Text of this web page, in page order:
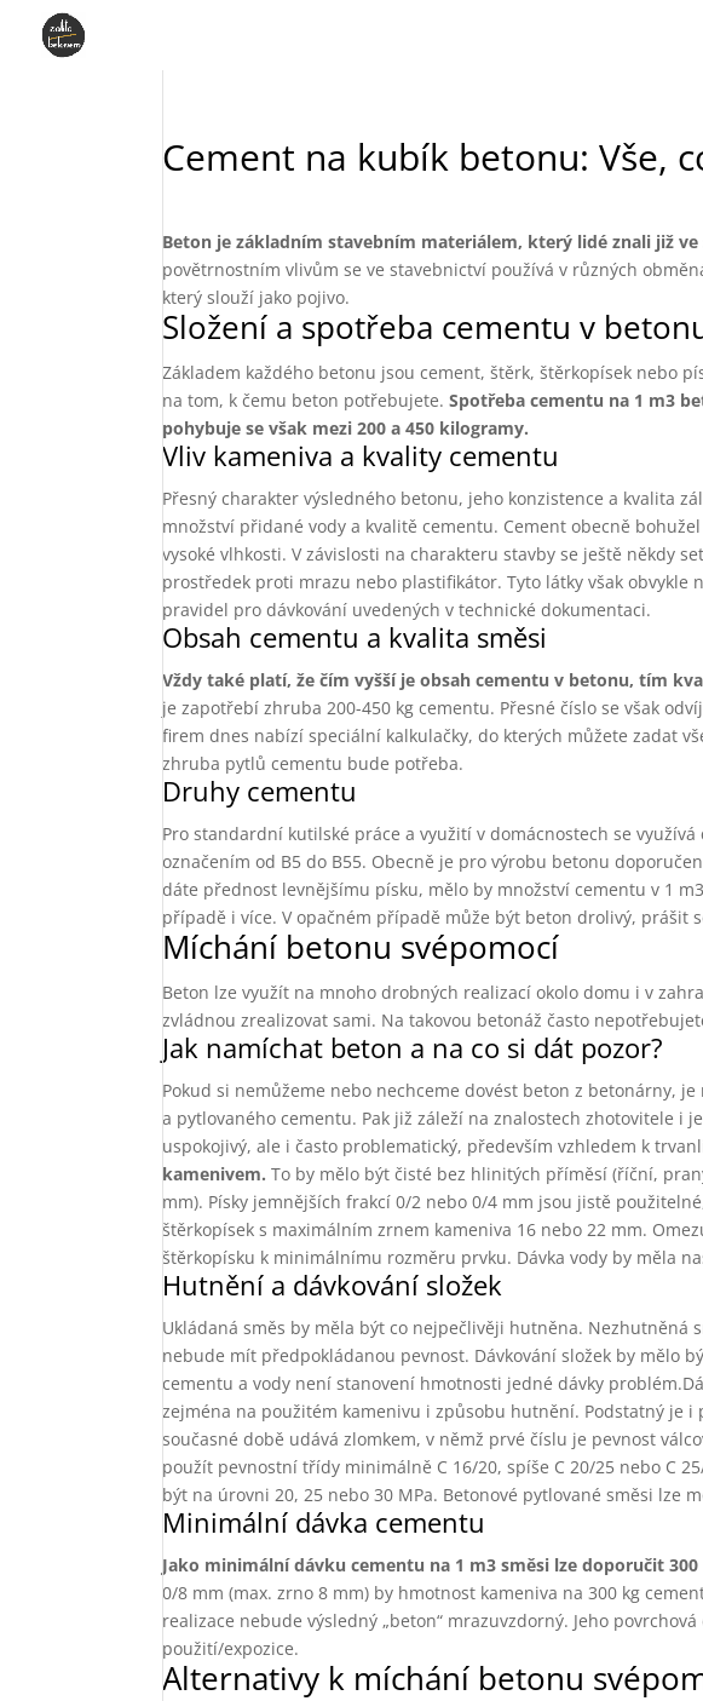
Cement na kubík betonu: Vše,
Beton je základním stavebním materiálem, který lidé znali již
povětrnostním vlivům se ve stavebnictví používá v různých
který slouží jako pojivo.
Složení a spotřeba cementu v
Základem každého betonu jsou cement, štěrk, štěrkopísek nebo
na tom, k čemu beton potřebujete.Spotřeba cementu na 1 m3
pohybuje se však mezi 200 a 450 kilogramy.
Vliv kameniva a kvality cementu
Přesný charakter výsledného betonu, jeho konzistence a kvalita
množství přidané vody a kvalitě cementu. Cement obecně
vysoké vlhkosti. V závislosti na charakteru stavby se ještě někdy
prostředek proti mrazu nebo plastifikátor. Tyto látky však
pravidel pro dávkování uvedených v technické dokumentaci.
Obsah cementu a kvalita směsi
Vždy také platí, že čím vyšší je obsah cementu v betonu, tím
je zapotřebí zhruba 200-450 kg cementu. Přesné číslo se však
firem dnes nabízí speciální kalkulačky, do kterých můžete zadat
zhruba pytlů cementu bude potřeba.
Druhy cementu
Pro standardní kutilské práce a využití v domácnostech se
označením od B5 do B55. Obecně je pro výrobu betonu
dáte přednost levnějšímu písku, mělo by množství cementu v 1
případě i více. V opačném případě může být beton drolivý, prášit
Míchání betonu svépomocí
Beton lze využít na mnoho drobných realizací okolo domu i v
zvládnou zrealizovat sami. Na takovou betonáž často
Jak namíchat beton a na co si dát pozor?
Pokud si nemůžeme nebo nechceme dovést beton z betonárny,
a pytlovaného cementu. Pak již záleží na znalostech zhotovitele i
uspokojivý, ale i často problematický, především vzhledem k
kamenivem. To by mělo být čisté bez hlinitých příměsí (říční,
mm). Písky jemnějších frakcí 0/2 nebo 0/4 mm jsou jistě
štěrkopísek s maximálním zrnem kameniva 16 nebo 22 mm.
štěrkopísku k minimálnímu rozměru prvku. Dávka vody by měla
Hutnění a dávkování složek
Ukládaná směs by měla být co nejpečlivěji hutněna. Nezhutněná
nebude mít předpokládanou pevnost. Dávkování složek by mělo
cementu a vody není stanovení hmotnosti jedné dávky
zejména na použitém kamenivu i způsobu hutnění. Podstatný je i
současné době udává zlomkem, v němž prvé číslu je pevnost
použít pevnostní třídy minimálně C 16/20, spíše C 20/25 nebo C
být na úrovni 20, 25 nebo 30 MPa. Betonové pytlované směsi lze
Minimální dávka cementu
Jako minimální dávku cementu na 1 m3 směsi lze doporučit 300
0/8 mm (max. zrno 8 mm) by hmotnost kameniva na 300 kg
realizace nebude výsledný „beton“ mrazuvzdorný. Jeho
použití/expozice.
Alternativy k míchání betonu